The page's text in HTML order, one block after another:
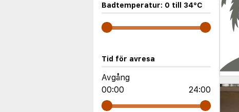
Badtemperatur: 0 till 34°C
Tid för avresa
Avgång
00:00
24:00